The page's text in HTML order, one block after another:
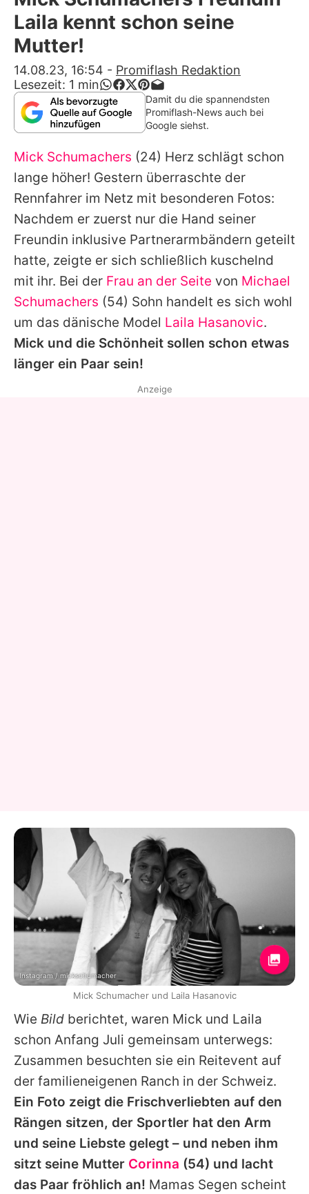
Alle Themen auf Promiflash
App runterladen
Team
Redaktionelle Richtlinien
Impressum
Datenschutzerklärung
Nutzungsbedingungen
Utiq verwalten
Laila kennt schon seine
Mutter!
14.08.23, 16:54 - Promiflash Redaktion
Lesezeit: 1 min
Damit du die spannendsten
Promiflash-News auch bei
Google siehst.
Mick Schumachers (24) Herz schlägt schon
lange höher! Gestern überraschte der
Rennfahrer im Netz mit besonderen Fotos:
Nachdem er zuerst nur die Hand seiner
Freundin inklusive Partnerarmbändern geteilt
hatte, zeigte er sich schließlich kuschelnd
mit ihr. Bei der Frau an der Seite von Michael
Schumachers (54) Sohn handelt es sich wohl
um das dänische Model Laila Hasanovic.
Mick und die Schönheit sollen schon etwas
länger ein Paar sein!
Wie Bild berichtet, waren Mick und Laila
schon Anfang Juli gemeinsam unterwegs:
Zusammen besuchten sie ein Reitevent auf
der familieneigenen Ranch in der Schweiz.
Ein Foto zeigt die Frischverliebten auf den
Rängen sitzen, der Sportler hat den Arm
und seine Liebste gelegt – und neben ihm
sitzt seine Mutter Corinna (54) und lacht
das Paar fröhlich an! Mamas Segen scheint
Anzeige
Instagram / mickschumacher
Mick Schumacher und Laila Hasanovic